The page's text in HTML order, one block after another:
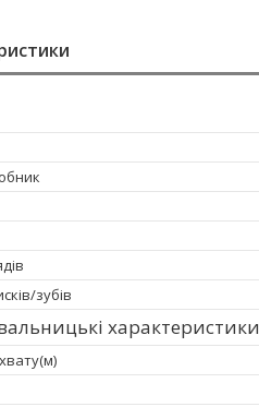
зубів
характеристики